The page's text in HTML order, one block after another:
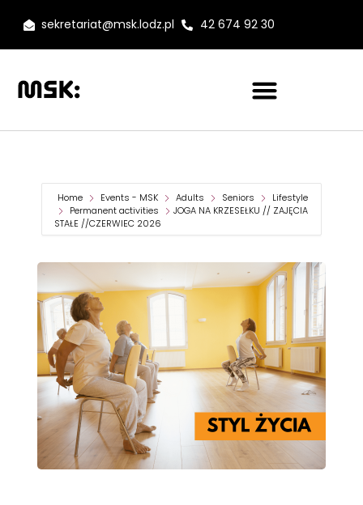
sekretariat@msk.lodz.pl 42 674 92 30
Home Events - MSK Adults Seniors
Lifestyle
Permanent activities
JOGA NA KRZESEŁKU // ZAJĘCIA
STAŁE //CZERWIEC 2026